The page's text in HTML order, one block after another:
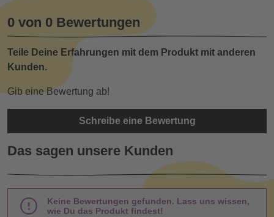
0 von 0 Bewertungen
Teile Deine Erfahrungen mit dem Produkt mit anderen
Kunden.
Gib eine Bewertung ab!
Schreibe eine Bewertung
Das sagen unsere Kunden
Keine Bewertungen gefunden. Lass uns wissen,
wie Du das Produkt findest!